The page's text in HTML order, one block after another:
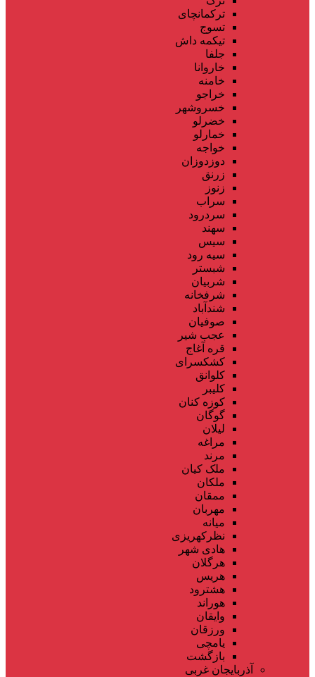
ترکمانچای
تسوج
تیکمه داش
جلفا
خاروانا
خامنه
خراجو
خسروشهر
خضرلو
خمارلو
خواجه
دوزدوزان
زرنق
زنوز
سراب
سردرود
سهند
سیس
سیه رود
شبستر
شربیان
شرفخانه
شندآباد
صوفیان
عجب شیر
قره آغاج
کشکسرای
کلوانق
کلیبر
کوزه کنان
گوگان
لیلان
مراغه
مرند
ملک کیان
ملکان
ممقان
مهربان
میانه
نظرکهریزی
هادی شهر
هرگلان
هریس
هشترود
هوراند
وایقان
ورزقان
یامچی
بازگشت
آذربایجان غربی